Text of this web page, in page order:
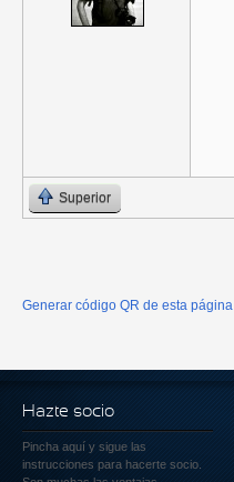
Superior
Generar código QR de esta página
Hazte socio
Pincha aquí y sigue las
instrucciones para hacerte socio.